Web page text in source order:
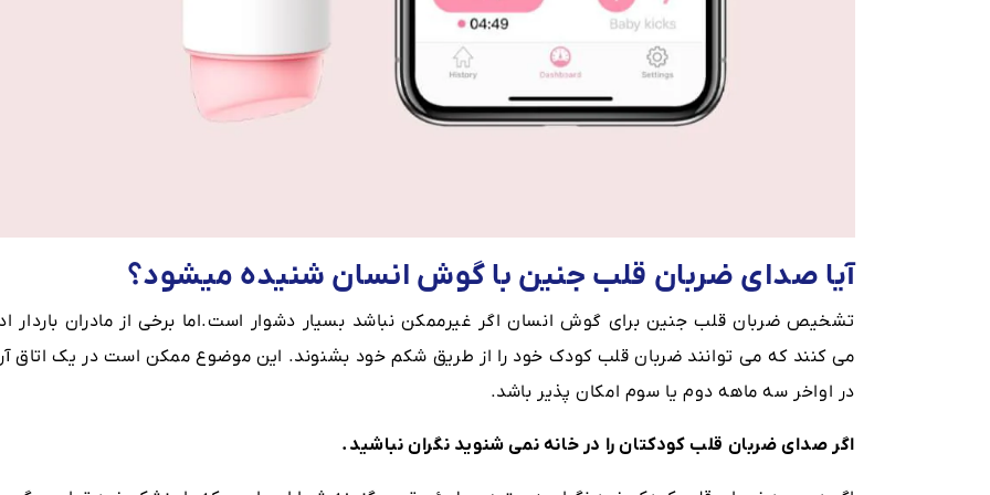
آیا صدای ضربان قلب جنین با گوش انسان شنیده میشود؟
تشخیص ضربان قلب جنین برای گوش انسان اگر غیرممکن نباشد بسیار دشوار است.اما برخی از مادران باردار
می کنند که می توانند ضربان قلب کودک خود را از طریق شکم خود بشنوند. این موضوع ممکن است در یک اتاق
در اواخر سه ماهه دوم یا سوم امکان پذیر باشد.
اگر صدای ضربان قلب کودکتان را در خانه نمی شنوید نگران نباشید.